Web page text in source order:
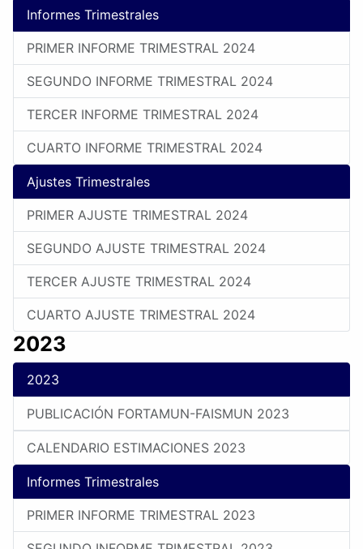
Informes Trimestrales
PRIMER INFORME TRIMESTRAL 2024
SEGUNDO INFORME TRIMESTRAL 2024
TERCER INFORME TRIMESTRAL 2024
CUARTO INFORME TRIMESTRAL 2024
Ajustes Trimestrales
PRIMER AJUSTE TRIMESTRAL 2024
SEGUNDO AJUSTE TRIMESTRAL 2024
TERCER AJUSTE TRIMESTRAL 2024
CUARTO AJUSTE TRIMESTRAL 2024
2023
2023
PUBLICACIÓN FORTAMUN-FAISMUN 2023
CALENDARIO ESTIMACIONES 2023
Informes Trimestrales
PRIMER INFORME TRIMESTRAL 2023